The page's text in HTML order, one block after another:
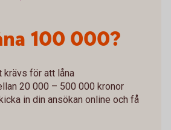
100 000?
krävs för att låna
20 000 – 500 000 kronor
in din ansökan online och få